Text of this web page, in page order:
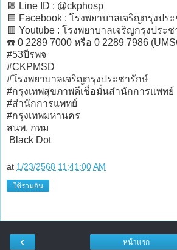
🟩 Line ID : @ckphosp
🟦 Facebook : โรงพยาบาลเจริญกรุงปร
🟥 Youtube : โรงพยาบาลเจริญกรุงประ
☎️ 0 2289 7000 หรือ 0 2289 7986
#53ปีรพจ
#CKPMSD
#โรงพยาบาลเจริญกรุงประชารักษ์
#กรุงเทพสุขภาพดีเชื่อมั่นสำนักการแพทย์
#สำนักการแพทย์
#กรุงเทพมหานคร
สนพ. กทม
Black Dot
at 1/23/2568 11:41:00 AM
ใช้ร่วมกัน
‹ หน้าแรก